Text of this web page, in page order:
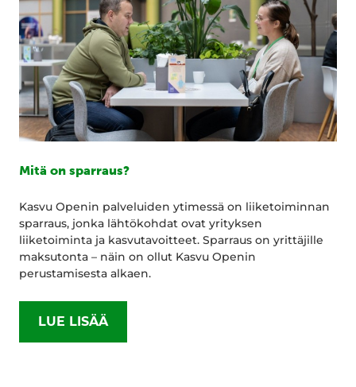
Mitä on sparraus?
Kasvu Openin palveluiden ytimessä on liiketoiminnan
sparraus, jonka lähtökohdat ovat yrityksen
liiketoiminta ja kasvutavoitteet. Sparraus on yrittäjille
maksutonta – näin on ollut Kasvu Openin
perustamisesta alkaen.
LUE LISÄÄ